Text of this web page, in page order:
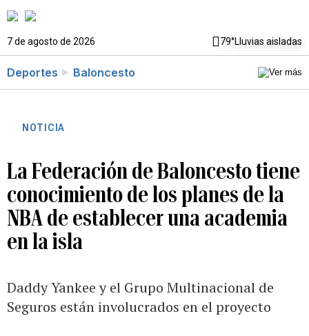
7 de agosto de 2026 79°Lluvias aisladas
Deportes Baloncesto
NOTICIA
La Federación de Baloncesto tiene
conocimiento de los planes de la
NBA de establecer una academia
en la isla
Daddy Yankee y el Grupo Multinacional de
Seguros están involucrados en el proyecto